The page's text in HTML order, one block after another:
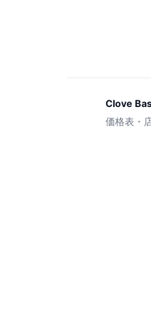
Clove
価格表・